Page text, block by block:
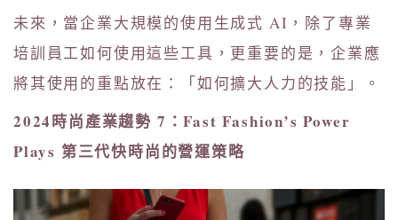
未來，當企業大規模的使用生成式 AI，除了專業
培訓員工如何使用這些工具，更重要的是，企業應
將其使用的重點放在：「如何擴大人力的技能」。
2024時尚產業趨勢 7：Fast Fashion’s Power
Plays 第三代快時尚的營運策略